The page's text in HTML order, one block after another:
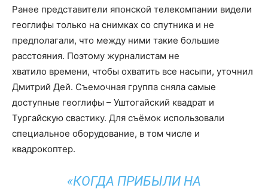
Ранее представители японской телекомпании видели
геоглифы только на снимках со спутника и не
предполагали, что между ними такие большие
расстояния. Поэтому журналистам не
хватило времени, чтобы охватить все насыпи, уточнил
Дмитрий Дей. Съемочная группа сняла самые
доступные геоглифы – Уштогайский квадрат и
Тургайскую свастику. Для съёмок использовали
специальное оборудование, в том числе и
квадрокоптер.
«КОГДА ПРИБЫЛИ НА